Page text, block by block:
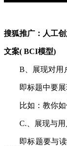
搜狐推广： 人工
文案( BCI模型)
B、展现对用
即标题中要
比如：教你
C.、展现与
即标题要与